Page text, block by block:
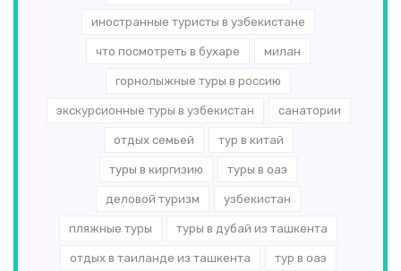
иностранные туристы в узбекистане
что посмотреть в бухаре милан
горнолыжные туры в россию
экскурсионные туры в узбекистан санатории
отдых семьей тур в китай
туры в киргизию туры в оаэ
деловой туризм узбекистан
пляжные туры туры в дубай из ташкента
отдых в таиланде из ташкента тур в оаэ